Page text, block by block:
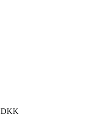
DKK